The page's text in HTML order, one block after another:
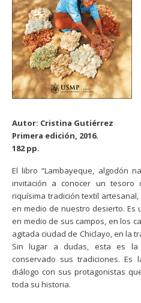
Autor: Cristina Gutiérrez
Primera edición, 2016.
182 pp.
El libro “Lambayeque, algodón
invitación a conocer un tesoro
riquísima tradición textil
en medio de nuestro desierto.
en medio de sus campos, en los
agitada ciudad de Chiclayo, en la
Sin lugar a dudas, esta es
conservado sus tradiciones.
diálogo con sus protagonistas
toda su historia.